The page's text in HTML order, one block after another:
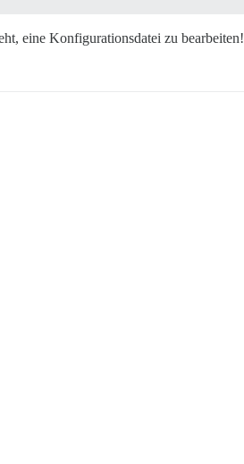
eine Konfigurationsdatei zu bearbeiten!